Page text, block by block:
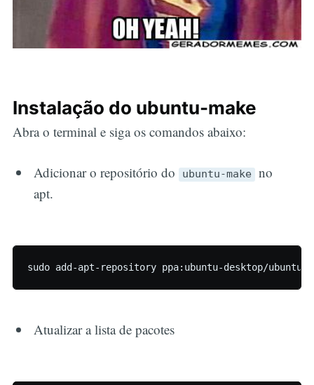
Instalação do ubuntu-make
Abra o terminal e siga os comandos abaixo:
Adicionar o repositório do ubuntu-make
no
apt.
Atualizar a lista de pacotes